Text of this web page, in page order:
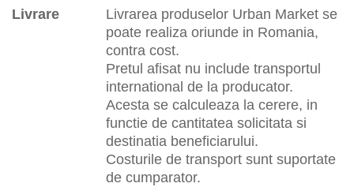
Livrare
Livrarea produselor Urban Market se
poate realiza oriunde in Romania,
contra cost.
Pretul afisat nu include transportul
international de la producator.
Acesta se calculeaza la cerere, in
functie de cantitatea solicitata si
destinatia beneficiarului.
Costurile de transport sunt suportate
de cumparator.